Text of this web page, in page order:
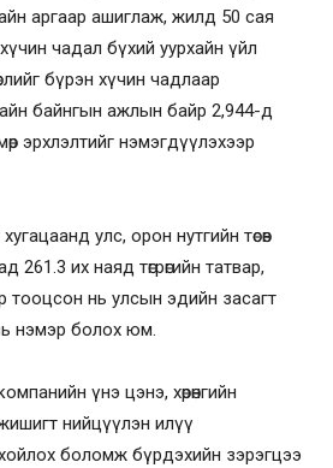
аргаар ашиглаж, жилд 50 сая
чадал бүхий уурхайн үйл
бүрэн хүчин чадлаар
байнгын ажлын байр 2,944-д
эрхлэлтийг нэмэгдүүлэхээр
улс, орон нутгийн төсөв
261.3 их наяд төгрөгийн татвар,
тооцсон нь улсын эдийн засагт
нэмэр болох юм.
үнэ цэнэ, хөрөнгийн
нийцүүлэн илүү
боломж бүрдэхийн зэрэгцээ